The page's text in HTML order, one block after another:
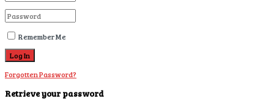
Remember Me
Forgotten Password?
Retrieve your password